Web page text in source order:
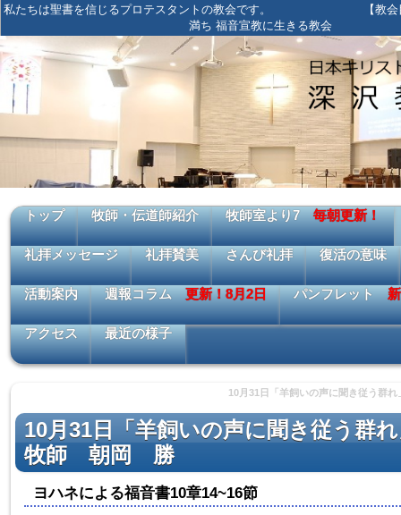
私たちは聖書を信じるプロテスタントの教会です。 【教会目
満ち 福音宣教に生きる教会
トップ 牧師・伝道師紹介 牧師室より7毎朝更新！
礼拝メッセージ 礼拝賛美 さんび礼拝 復活の意味
活動案内 週報コラム更新！8月2日 パンフレット
アクセス 最近の様子
10月31日「羊飼いの声に聞き従う群
10月31日「羊飼いの声に聞き従う群
牧師 朝岡 勝
ヨハネによる福音書10章14~16節